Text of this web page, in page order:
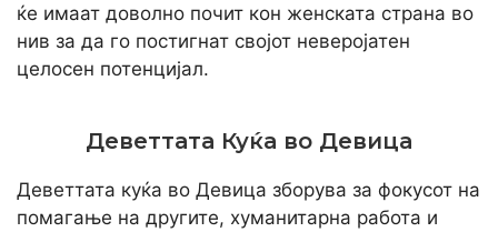
ќе имаат доволно почит кон женската страна во
нив за да го постигнат својот неверојатен
целосен потенцијал.
Деветтата Куќа во Девица
Деветтата куќа во Девица зборува за фокусот на
помагање на другите, хуманитарна работа и